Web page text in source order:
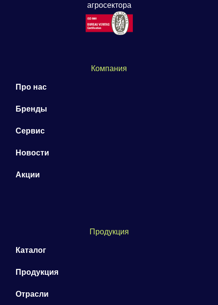
агросектора
Компания
Про нас
Бренды
Сервис
Новости
Акции
Продукция
Каталог
Продукция
Отрасли